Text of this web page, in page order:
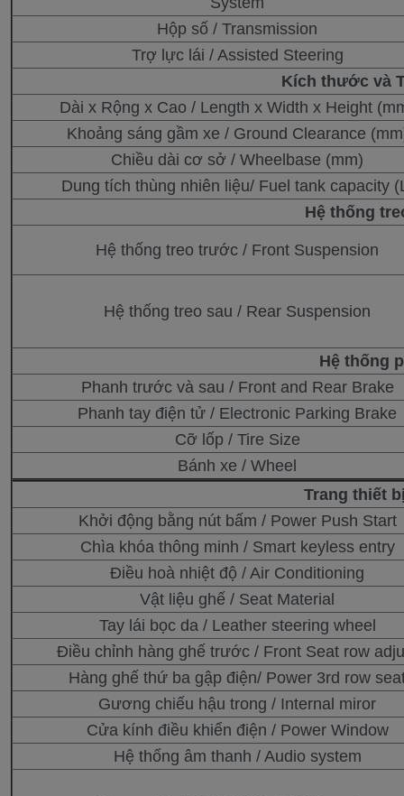
Hộp số / Transmission
Trợ lực lái / Assisted Steering
Kích thước và
Dài x Rộng x Cao / Length x Width x Height
Khoảng sáng gầm xe / Ground Clearance
Chiều dài cơ sở / Wheelbase (mm)
Dung tích thùng nhiên liệu/ Fuel tank capacity
Hệ thống
Hệ thống treo trước / Front Suspension
Hệ thống treo sau / Rear Suspension
Hệ thống
Phanh trước và sau / Front and Rear Brake
Phanh tay điện tử / Electronic Parking Brake
Cỡ lốp / Tire Size
Bánh xe / Wheel
Trang thiết
Khởi động bằng nút bấm / Power Push Start
Chìa khóa thông minh / Smart keyless entry
Điều hoà nhiệt độ / Air Conditioning
Vật liệu ghế / Seat Material
Tay lái bọc da / Leather steering wheel
Điều chỉnh hàng ghế trước / Front Seat row
Hàng ghế thứ ba gập điện/ Power 3rd row
Gương chiếu hậu trong / Internal miror
Cửa kính điều khiển điện / Power Window
Hệ thống âm thanh / Audio system